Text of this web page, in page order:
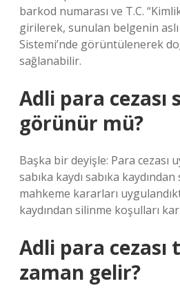
barkod numarası ve T.C.
girilerek, sunulan belgenin
Sistemi’nde görüntülenerek
sağlanabilir.
Adli para cezası
görünür mü?
Başka bir deyişle: Para cezası
sabıka kaydı sabıka
mahkeme kararları
kaydından silinme koşulları
Adli para cezası
zaman gelir?